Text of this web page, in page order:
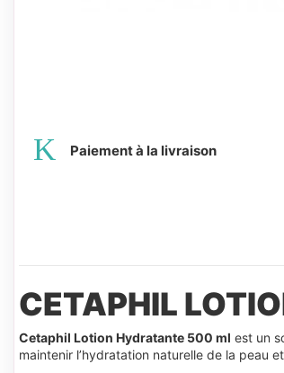
Paiement à la livraison
CETAPHIL
Cetaphil Lotion Hydratante 500 ml est un
maintenir l’hydratation naturelle de la peau